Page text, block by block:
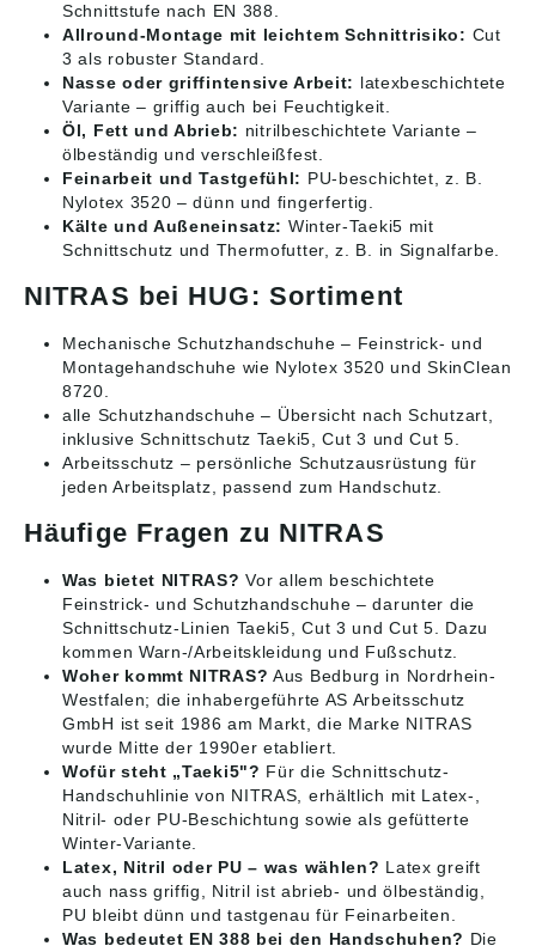
Schnittstufe nach EN 388.
Allround-Montage mit leichtem Schnittrisiko: Cut
3 als robuster Standard.
Nasse oder griffintensive Arbeit: latexbeschichtete
Variante – griffig auch bei Feuchtigkeit.
Öl, Fett und Abrieb: nitrilbeschichtete Variante –
ölbeständig und verschleißfest.
Feinarbeit und Tastgefühl: PU-beschichtet, z. B.
Nylotex 3520 – dünn und fingerfertig.
Kälte und Außeneinsatz: Winter-Taeki5 mit
Schnittschutz und Thermofutter, z. B. in Signalfarbe.
NITRAS bei HUG: Sortiment
Mechanische Schutzhandschuhe – Feinstrick- und
Montagehandschuhe wie Nylotex 3520 und SkinClean
8720.
alle Schutzhandschuhe – Übersicht nach Schutzart,
inklusive Schnittschutz Taeki5, Cut 3 und Cut 5.
Arbeitsschutz – persönliche Schutzausrüstung für
jeden Arbeitsplatz, passend zum Handschutz.
Häufige Fragen zu NITRAS
Was bietet NITRAS? Vor allem beschichtete
Feinstrick- und Schutzhandschuhe – darunter die
Schnittschutz-Linien Taeki5, Cut 3 und Cut 5. Dazu
kommen Warn-/Arbeitskleidung und Fußschutz.
Woher kommt NITRAS? Aus Bedburg in Nordrhein-
Westfalen; die inhabergeführte AS Arbeitsschutz
GmbH ist seit 1986 am Markt, die Marke NITRAS
wurde Mitte der 1990er etabliert.
Wofür steht „Taeki5"? Für die Schnittschutz-
Handschuhlinie von NITRAS, erhältlich mit Latex-,
Nitril- oder PU-Beschichtung sowie als gefütterte
Winter-Variante.
Latex, Nitril oder PU – was wählen? Latex greift
auch nass griffig, Nitril ist abrieb- und ölbeständig,
PU bleibt dünn und tastgenau für Feinarbeiten.
Was bedeutet EN 388 bei den Handschuhen? Die